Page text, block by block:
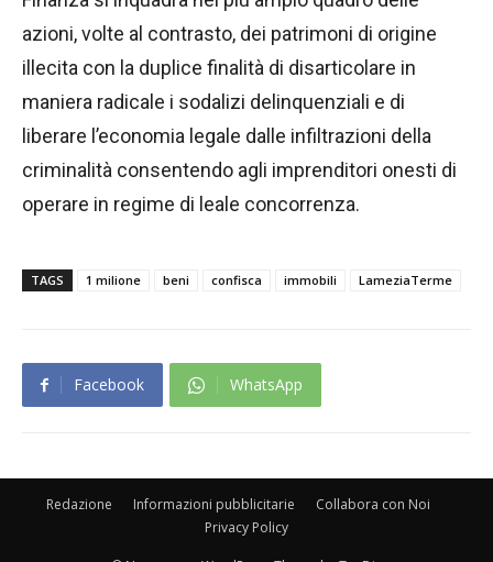
azioni, volte al contrasto, dei patrimoni di origine
illecita con la duplice finalità di disarticolare in
maniera radicale i sodalizi delinquenziali e di
liberare l’economia legale dalle infiltrazioni della
criminalità consentendo agli imprenditori onesti di
operare in regime di leale concorrenza.
TAGS 1 milione beni confisca immobili LameziaTerme
Facebook WhatsApp
Redazione Informazioni pubblicitarie
Collabora con Noi
Privacy Policy